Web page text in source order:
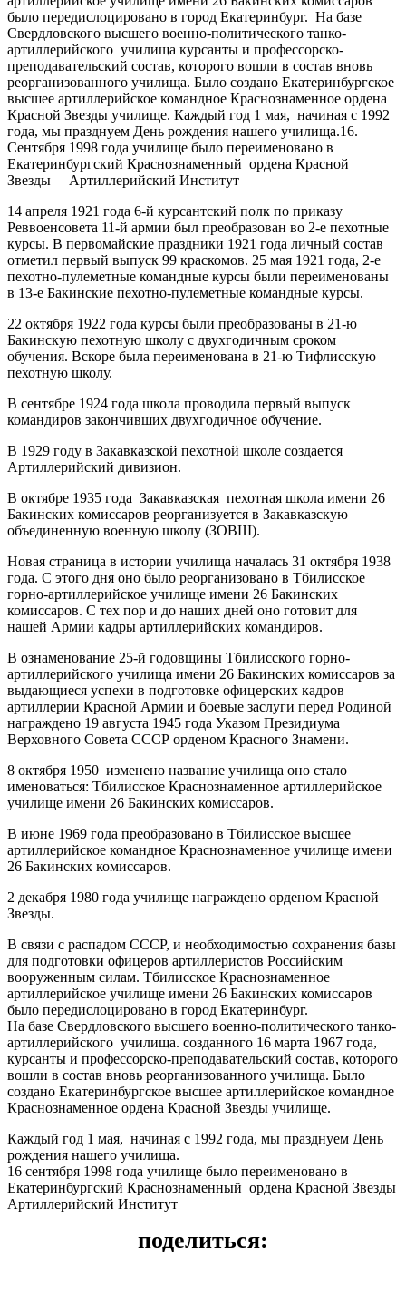
было передислоцировано в город Екатеринбург. На базе
Свердловского высшего военно-политического танко-
артиллерийского училища курсанты и профессорско-
преподавательский состав, которого вошли в состав вновь
реорганизованного училища. Было создано Екатеринбургское
высшее артиллерийское командное Краснознаменное ордена
Красной Звезды училище. Каждый год 1 мая, начиная с 1992
года, мы празднуем День рождения нашего училища.16.
Сентября 1998 года училище было переименовано в
Екатеринбургский Краснознаменный ордена Красной
Звезды Артиллерийский Институт
14 апреля 1921 года 6-й курсантский полк по приказу
Реввоенсовета 11-й армии был преобразован во 2-е пехотные
курсы. В первомайские праздники 1921 года личный состав
отметил первый выпуск 99 краскомов. 25 мая 1921 года, 2-е
пехотно-пулеметные командные курсы были переименованы
в 13-е Бакинские пехотно-пулеметные командные курсы.
22 октября 1922 года курсы были преобразованы в 21-ю
Бакинскую пехотную школу с двухгодичным сроком
обучения. Вскоре была переименована в 21-ю Тифлисскую
пехотную школу.
В сентябре 1924 года школа проводила первый выпуск
командиров закончивших двухгодичное обучение.
В 1929 году в Закавказской пехотной школе создается
Артиллерийский дивизион.
В октябре 1935 года Закавказская пехотная школа имени 26
Бакинских комиссаров реорганизуется в Закавказскую
объединенную военную школу (ЗОВШ).
Новая страница в истории училища началась 31 октября 1938
года. С этого дня оно было реорганизовано в Тбилисское
горно-артиллерийское училище имени 26 Бакинских
комиссаров. С тех пор и до наших дней оно готовит для
нашей Армии кадры артиллерийских командиров.
В ознаменование 25-й годовщины Тбилисского горно-
артиллерийского училища имени 26 Бакинских комиссаров за
выдающиеся успехи в подготовке офицерских кадров
артиллерии Красной Армии и боевые заслуги перед Родиной
награждено 19 августа 1945 года Указом Президиума
Верховного Совета СССР орденом Красного Знамени.
8 октября 1950 изменено название училища оно стало
именоваться: Тбилисское Краснознаменное артиллерийское
училище имени 26 Бакинских комиссаров.
В июне 1969 года преобразовано в Тбилисское высшее
артиллерийское командное Краснознаменное училище имени
26 Бакинских комиссаров.
2 декабря 1980 года училище награждено орденом Красной
Звезды.
В связи с распадом СССР, и необходимостью сохранения базы
для подготовки офицеров артиллеристов Российским
вооруженным силам. Тбилисское Краснознаменное
артиллерийское училище имени 26 Бакинских комиссаров
было передислоцировано в город Екатеринбург.
На базе Свердловского высшего военно-политического танко-
артиллерийского училища. созданного 16 марта 1967 года,
курсанты и профессорско-преподавательский состав, которого
вошли в состав вновь реорганизованного училища. Было
создано Екатеринбургское высшее артиллерийское командное
Краснознаменное ордена Красной Звезды училище.
Каждый год 1 мая, начиная с 1992 года, мы празднуем День
рождения нашего училища.
16 сентября 1998 года училище было переименовано в
Екатеринбургский Краснознаменный ордена Красной Звезды
Артиллерийский Институт
поделиться: